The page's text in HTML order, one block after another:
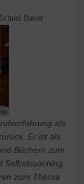
Bauer
als
Er ist als
Büchern zum
Selbstcoaching
zum Thema